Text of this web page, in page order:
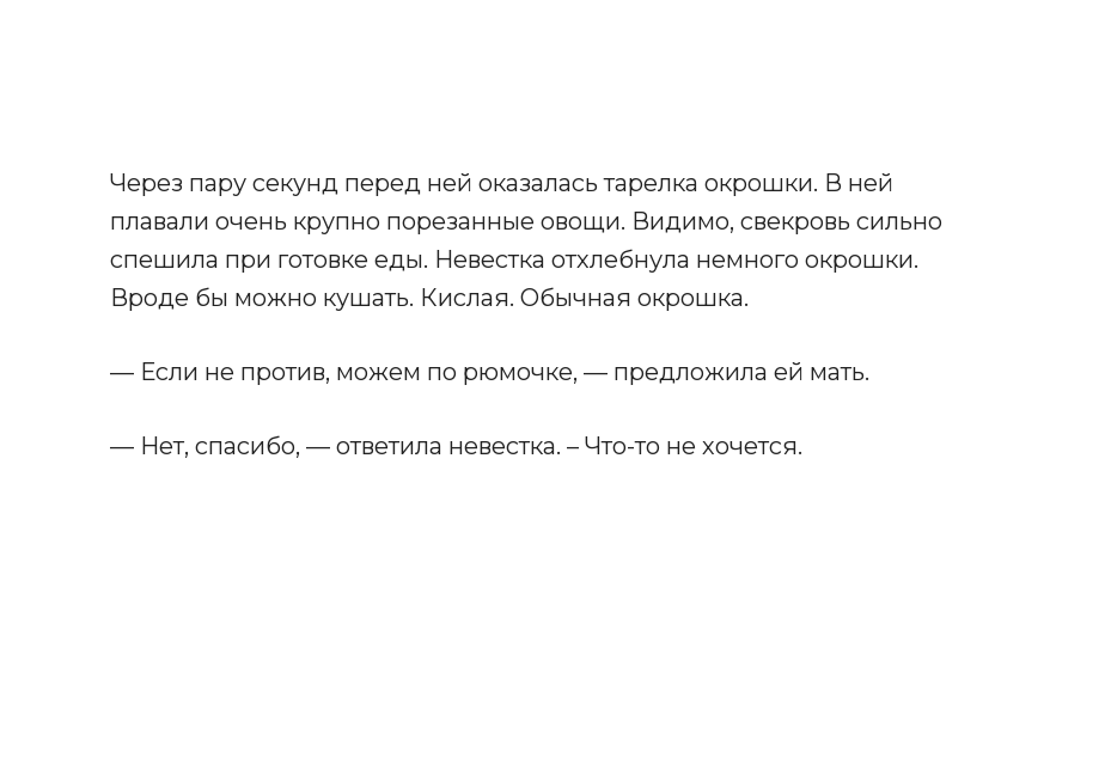
Через пару секунд перед ней оказалась тарелка окрошки. В ней
плавали очень крупно порезанные овощи. Видимо, свекровь сильно
спешила при готовке еды. Невестка отхлебнула немного окрошки.
Вроде бы можно кушать. Кислая. Обычная окрошка.
— Если не против, можем по рюмочке, — предложила ей мать.
— Нет, спасибо, — ответила невестка. – Что-то не хочется.